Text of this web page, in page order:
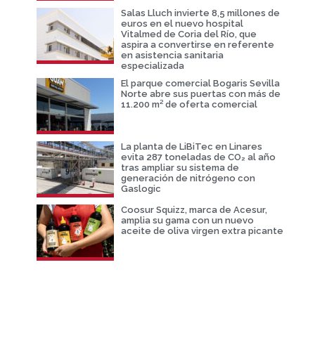
Salas Lluch invierte 8,5 millones de
euros en el nuevo hospital
Vitalmed de Coria del Río, que
aspira a convertirse en referente
en asistencia sanitaria
especializada
El parque comercial Bogaris Sevilla
Norte abre sus puertas con más de
11.200 m² de oferta comercial
La planta de LiBiTec en Linares
evita 287 toneladas de CO₂ al año
tras ampliar su sistema de
generación de nitrógeno con
Gaslogic
Coosur Squizz, marca de Acesur,
amplia su gama con un nuevo
aceite de oliva virgen extra picante